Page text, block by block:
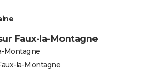
Faux-la-Montagne
Montagne
la-Montagne